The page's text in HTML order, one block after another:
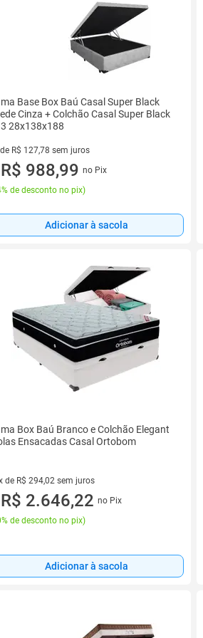
Base Box Baú Casal Super Black
Cinza + Colchão Casal Super Black
28x138x188
R$ 127,78 sem juros
de R$ 127,78 sem juros
R$ 988,99 no Pix
de desconto no pix)
Adicionar à sacola
Box Baú Branco e Colchão Elegant
Ensacadas Casal Ortobom
de R$ 294,02 sem juros
de R$ 294,02 sem juros
R$ 2.646,22 no Pix
de desconto no pix)
Adicionar à sacola